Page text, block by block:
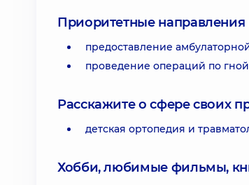
Приоритетные направления
предоставление
проведение операций по
Расскажите о сфере своих
детская ортопедия и
Хобби, любимые фильмы,